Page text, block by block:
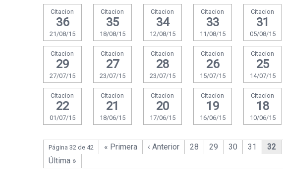
Citacion
36
21/08/15
Citacion
35
18/08/15
Citacion
34
12/08/15
Citacion
33
11/08/15
Citacion
31
05/08/15
Citacion
29
27/07/15
Citacion
27
23/07/15
Citacion
28
23/07/15
Citacion
26
15/07/15
Citacion
25
14/07/15
Citacion
22
01/07/15
Citacion
21
18/06/15
Citacion
20
17/06/15
Citacion
19
16/06/15
Citacion
18
10/06/15
Página 32 de 42 « Primera ‹ Anterior 28 29 30 31 32
Última »